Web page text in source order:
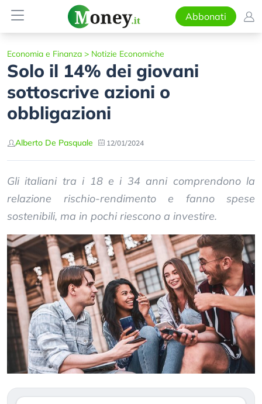
Abbonati
Economia e Finanza > Notizie Economiche
Solo il 14% dei giovani
sottoscrive azioni o
obbligazioni
Alberto De Pasquale 12/01/2024
Gli italiani tra i 18 e i 34 anni comprendono la
relazione rischio-rendimento e fanno spese
sostenibili, ma in pochi riescono a investire.